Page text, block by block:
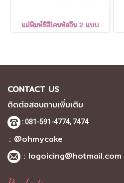
แม่พิมพ์ซิลิโคนพัดจีน 2 แบบ
CONTACT US
ติดต่อสอบถามเพิ่มเติม
: 081-591-4774, 7474
: @ohmycake
: logoicing@hotmail.com